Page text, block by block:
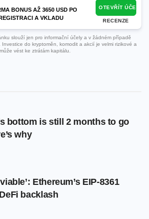
BONUS AŽ 3650 USD PO
A VKLADU
OTEVŘÍT ÚČET
RECENZE
slouží jen pro informační účely a v žádném případě
do kryptoměn, komodit a akcií je velmi rizikové a
může vést ke ztrátám kapitálu.
bottom is still 2 months to go
why
Ethereum’s EIP-8361
backlash